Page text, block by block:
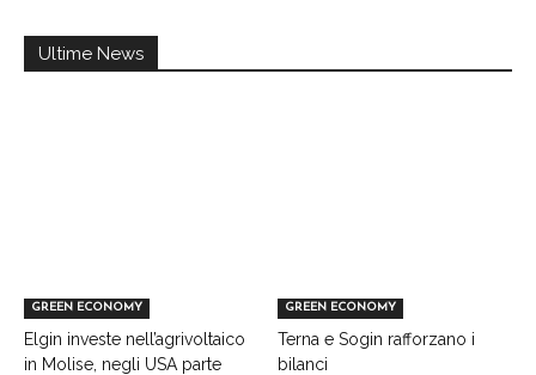
Ultime News
GREEN ECONOMY
Elgin investe nell’agrivoltaico
in Molise, negli USA parte
GREEN ECONOMY
Terna e Sogin rafforzano i
bilanci